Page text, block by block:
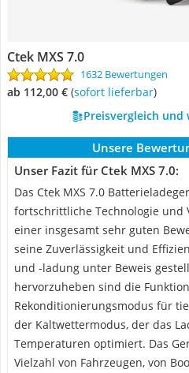
Ctek MXS 7.0
1632 Bewertungen
ab 112,00 € ( Sofort lieferbar)
Preisvergleich und
Unsere
Unser Fazit für Ctek MXS 7.0:
Das Ctek MXS 7.0
fortschrittliche Technologie und
einer insgesamt sehr guten
seine Zuverlässigkeit und
und -ladung unter Beweis
hervorzuheben sind die
Rekonditionierungsmodus für
der Kaltwettermodus, der das
Temperaturen optimiert. Das
Vielzahl von Fahrzeugen, von